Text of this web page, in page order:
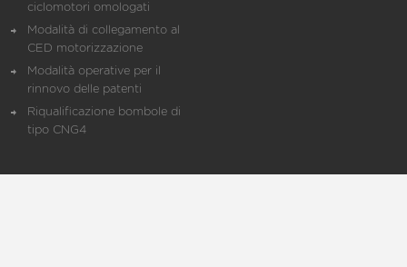
ciclomotori omologati
Modalità di collegamento al
CED motorizzazione
Modalità operative per il
rinnovo delle patenti
Riqualificazione bombole di
tipo CNG4